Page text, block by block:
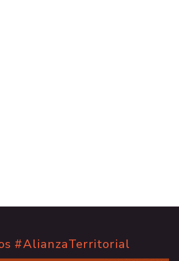
#AlianzaTerritorial